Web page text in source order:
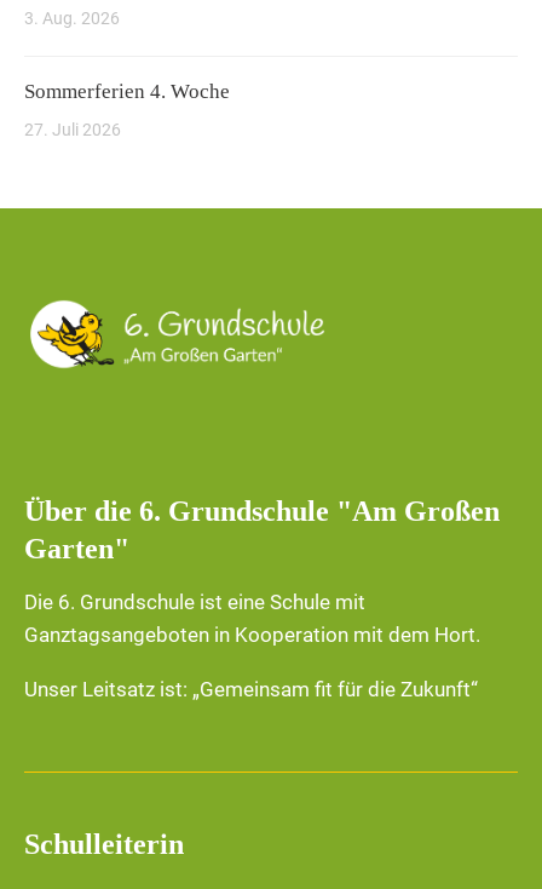
3. Aug. 2026
Sommerferien 4. Woche
27. Juli 2026
Über die 6. Grundschule "Am Großen
Garten"
Die 6. Grundschule ist eine Schule mit
Ganztagsangeboten in Kooperation mit dem Hort.
Unser Leitsatz ist: „Gemeinsam fit für die Zukunft“
Schulleiterin